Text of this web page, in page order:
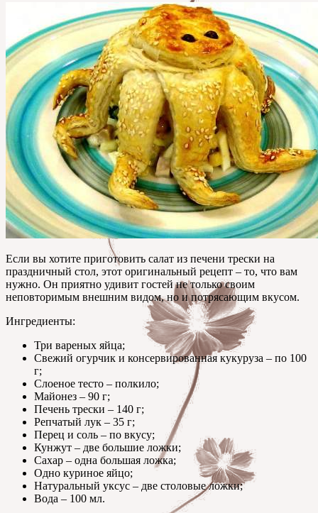
Если вы хотите приготовить салат из печени трески на
праздничный стол, этот оригинальный рецепт – то, что вам
нужно. Он приятно удивит гостей не только своим
неповторимым внешним видом, но и потрясающим вкусом.
Ингредиенты:
Три вареных яйца;
Свежий огурчик и консервированная кукуруза – по 100
г;
Слоеное тесто – полкило;
Майонез – 90 г;
Печень трески – 140 г;
Репчатый лук – 35 г;
Перец и соль – по вкусу;
Кунжут – две большие ложки;
Сахар – одна большая ложка;
Одно куриное яйцо;
Натуральный уксус – две столовые ложки;
Вода – 100 мл.